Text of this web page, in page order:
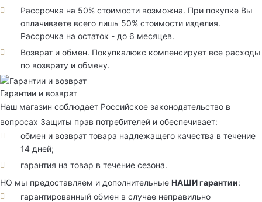
Рассрочка на 50% стоимости возможна. При покупке Вы
оплачиваете всего лишь 50% стоимости изделия.
Рассрочка на остаток - до 6 месяцев.
Возврат и обмен. Покупкалюкс компенсирует все расходы
по возврату и обмену.
Гарантии и возврат
Наш магазин соблюдает Российское законодательство в
вопросах Защиты прав потребителей и обеспечивает:
обмен и возврат товара надлежащего качества в течение
14 дней;
гарантия на товар в течение сезона.
НО мы предоставляем и дополнительные НАШИ гарантии:
гарантированный обмен в случае неправильно